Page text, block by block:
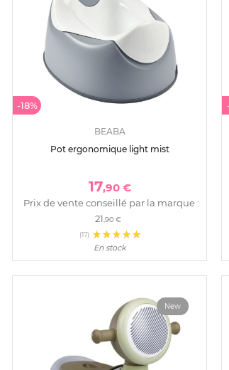
-18%
BEABA
Pot ergonomique light mist
17,90 €
Prix de vente conseillé par la marque :
21 ,90 €
(17)
En stock
New